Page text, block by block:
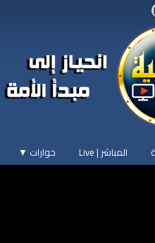
المباشر | Live حوارات ▼